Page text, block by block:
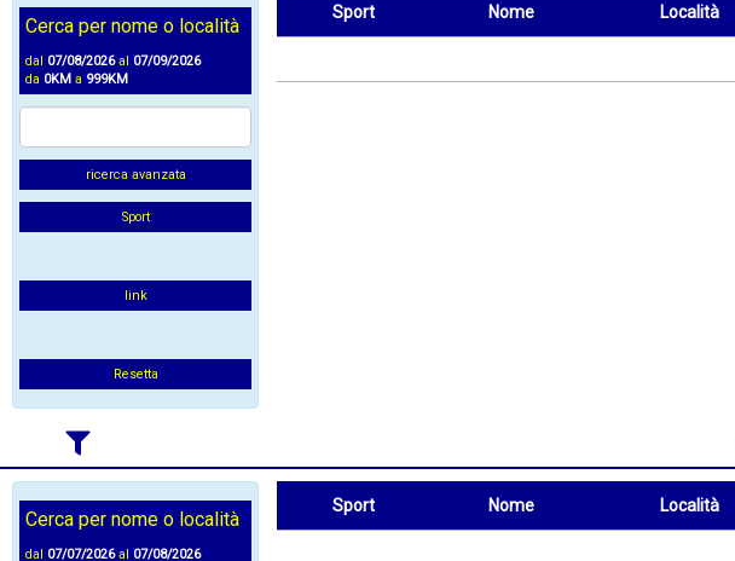
Cerca per nome o località
dal 07/08/2026al 07/09/2026
da 0KM a 999KM
ricerca avanzata
Sport
link
Resetta
Sport Nome Località
Cerca per nome o località
dal 07/07/2026al 07/08/2026
Sport Nome Località